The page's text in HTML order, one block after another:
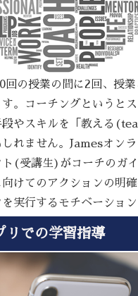
回の授業の間に2回、授
。コーチングというと
段やスキルを「教える
れません。Jamesオン
ト(受講生)がコーチのガ
けてのアクションの明
実行するモチベーション
での学習指導